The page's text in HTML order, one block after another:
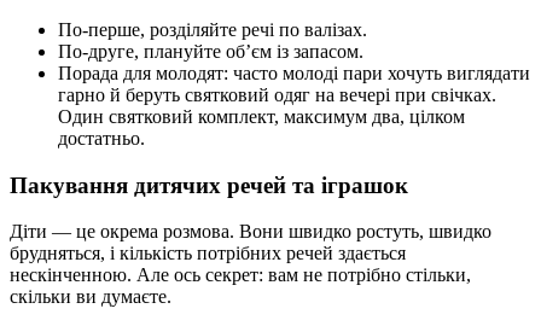
По-перше, розділяйте речі по валізах.
По-друге, плануйте об’єм із запасом.
Порада для молодят: часто молоді пари хочуть виглядати
гарно й беруть святковий одяг на вечері при свічках.
Один святковий комплект, максимум два, цілком
достатньо.
Пакування дитячих речей та іграшок
Діти — це окрема розмова. Вони швидко ростуть, швидко
брудняться, і кількість потрібних речей здається
нескінченною. Але ось секрет: вам не потрібно стільки,
скільки ви думаєте.